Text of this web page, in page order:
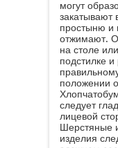
могут
закатывают
простыню и
отжимают.
на столе
подстилке
положении
следует
лицевой
Шерстяные
изделия